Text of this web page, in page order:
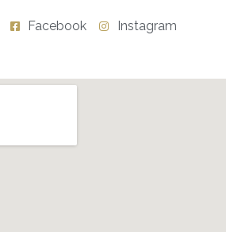
Facebook
Instagram